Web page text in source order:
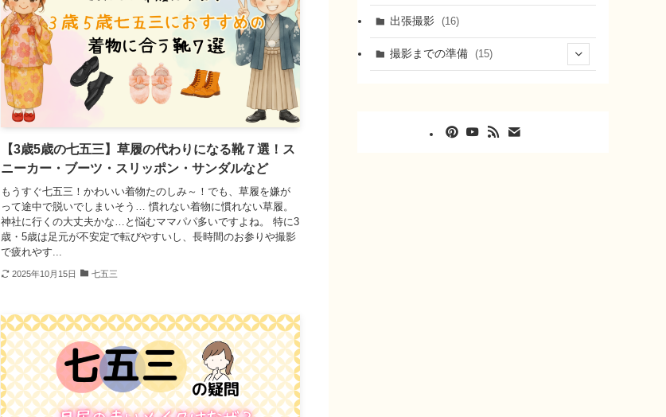
【3歳5歳の七五三】草履の代わりになる靴７選！ス
ニーカー・ブーツ・スリッポン・サンダルなど
もうすぐ七五三！かわいい着物たのしみ～！でも、草履を嫌が
って途中で脱いでしまいそう… 慣れない着物に慣れない草履。
神社に行くの大丈夫かな…と悩むママパパ多いですよね。 特に3
歳・5歳は足元が不安定で転びやすいし、長時間のお参りや撮影
で疲れやす...
2025年10月15日 七五三
出張撮影 (16)
撮影までの準備 (15)